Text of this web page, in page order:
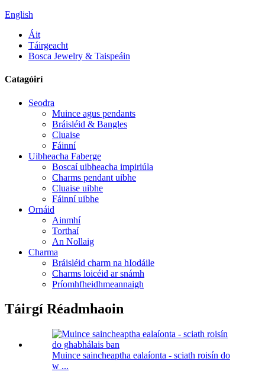
English
Áit
Táirgeacht
Bosca Jewelry & Taispeáin
Catagóirí
Seodra
Muince agus pendants
Bráisléid & Bangles
Cluaise
Fáinní
Uibheacha Faberge
Boscaí uibheacha impiriúla
Charms pendant uibhe
Cluaise uibhe
Fáinní uibhe
Ornáid
Ainmhí
Torthaí
An Nollaig
Charma
Bráisléid charm na hIodáile
Charms loicéid ar snámh
Príomhfheidhmeannaigh
Táirgí Réadmhaoin
Muince saincheaptha ealaíonta - sciath roisín do
w ...